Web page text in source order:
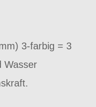
3-farbig = 3
Wasser